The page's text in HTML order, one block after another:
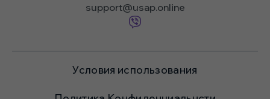
support@usap.online
Условия использования